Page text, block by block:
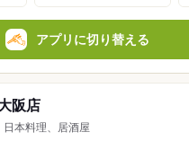
アプリに切り替える
阪店
本料理、居酒屋